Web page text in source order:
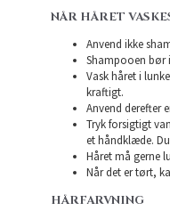
NÅR HÅRET
Anvend ikke
Shampooen bør
Vask håret i
kraftigt.
Anvend derefter
Tryk forsigtigt
et håndklæde.
Håret må gerne
Når det er tørt,
HÅRFARVNING